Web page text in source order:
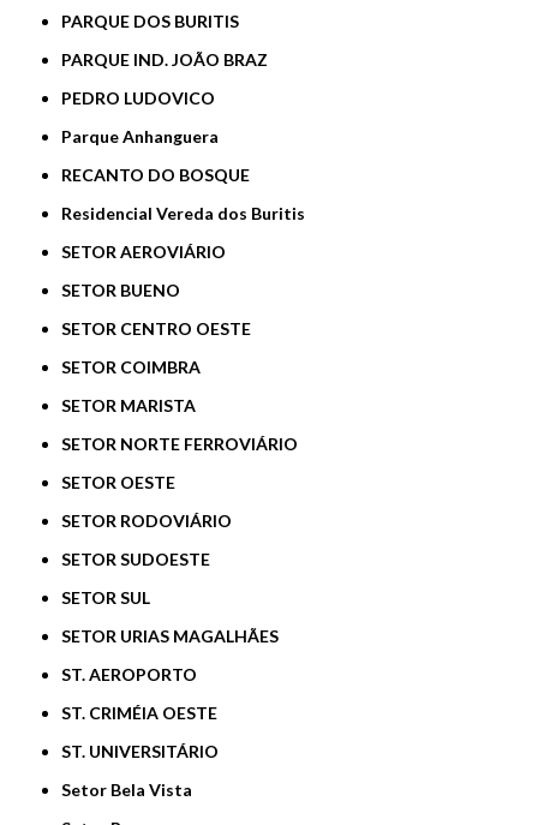
PARQUE DOS BURITIS
PARQUE IND. JOÃO BRAZ
PEDRO LUDOVICO
Parque Anhanguera
RECANTO DO BOSQUE
Residencial Vereda dos Buritis
SETOR AEROVIÁRIO
SETOR BUENO
SETOR CENTRO OESTE
SETOR COIMBRA
SETOR MARISTA
SETOR NORTE FERROVIÁRIO
SETOR OESTE
SETOR RODOVIÁRIO
SETOR SUDOESTE
SETOR SUL
SETOR URIAS MAGALHÃES
ST. AEROPORTO
ST. CRIMÉIA OESTE
ST. UNIVERSITÁRIO
Setor Bela Vista